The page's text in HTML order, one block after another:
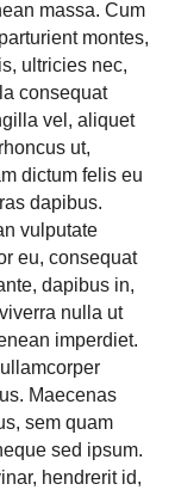
massa. Cum
montes,
ultricies nec,
consequat
vel, aliquet
ut,
dictum felis eu
dapibus.
vulputate
eu, consequat
dapibus in,
nulla ut
imperdiet.
Maecenas
sem quam
sed ipsum.
hendrerit id,